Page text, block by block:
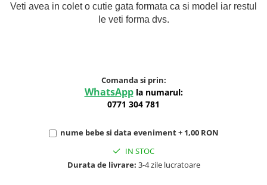
Veti avea in colet o cutie gata formata ca si model iar restul
le veti forma dvs.
Comanda si prin:
WhatsApp la numarul:
0771 304 781
nume bebe si data eveniment + 1,00 RON
IN STOC
Durata de livrare: 3-4 zile lucratoare